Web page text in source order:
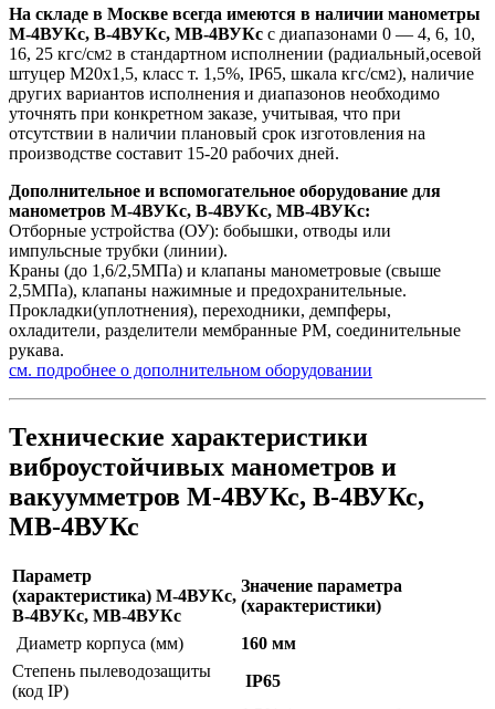
На складе в Москве всегда имеются в наличии манометры
М-4ВУКс, В-4ВУКс, МВ-4ВУКс с диапазонами 0 — 4, 6, 10,
16, 25 кгс/см2 в стандартном исполнении (радиальный,осевой
штуцер М20х1,5, класс т. 1,5%, IP65, шкала кгс/см2), наличие
других вариантов исполнения и диапазонов необходимо
уточнять при конкретном заказе, учитывая, что при
отсутствии в наличии плановый срок изготовления на
производстве составит 15-20 рабочих дней.
Дополнительное и вспомогательное оборудование для
манометров М-4ВУКс, В-4ВУКс, МВ-4ВУКс:
Отборные устройства (ОУ): бобышки, отводы или
импульсные трубки (линии).
Краны (до 1,6/2,5МПа) и клапаны манометровые (свыше
2,5МПа), клапаны нажимные и предохранительные.
Прокладки(уплотнения), переходники, демпферы,
охладители, разделители мембранные РМ, соединительные
рукава.
см. подробнее о дополнительном оборудовании
Технические характеристики
виброустойчивых манометров и
вакуумметров М-4ВУКс, В-4ВУКс,
МВ-4ВУКс
Параметр
(характеристика) М-4ВУКс,
В-4ВУКс, МВ-4ВУКс
Значение параметра
(характеристики)
Диаметр корпуса (мм)
160 мм
Степень пылеводозащиты
(код IP)
IP65